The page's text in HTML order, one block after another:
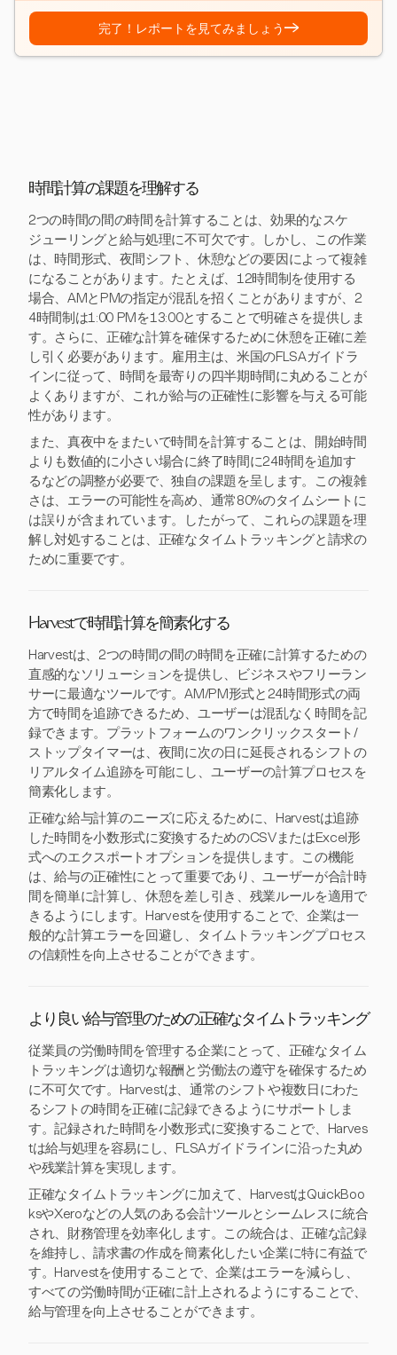
完了！レポートを見てみましょう→
時間計算の課題を理解する
2つの時間の間の時間を計算することは、効果的なスケ
ジューリングと給与処理に不可欠です。しかし、この作業
は、時間形式、夜間シフト、休憩などの要因によって複雑
になることがあります。たとえば、12時間制を使用する
場合、AMとPMの指定が混乱を招くことがありますが、2
4時間制は1:00 PMを13:00とすることで明確さを提供しま
す。さらに、正確な計算を確保するために休憩を正確に差
し引く必要があります。雇用主は、米国のFLSAガイドラ
インに従って、時間を最寄りの四半期時間に丸めることが
よくありますが、これが給与の正確性に影響を与える可能
性があります。
また、真夜中をまたいで時間を計算することは、開始時間
よりも数値的に小さい場合に終了時間に24時間を追加す
るなどの調整が必要で、独自の課題を呈します。この複雑
さは、エラーの可能性を高め、通常80%のタイムシートに
は誤りが含まれています。したがって、これらの課題を理
解し対処することは、正確なタイムトラッキングと請求の
ために重要です。
Harvestで時間計算を簡素化する
Harvestは、2つの時間の間の時間を正確に計算するための
直感的なソリューションを提供し、ビジネスやフリーラン
サーに最適なツールです。AM/PM形式と24時間形式の両
方で時間を追跡できるため、ユーザーは混乱なく時間を記
録できます。プラットフォームのワンクリックスタート/
ストップタイマーは、夜間に次の日に延長されるシフトの
リアルタイム追跡を可能にし、ユーザーの計算プロセスを
簡素化します。
正確な給与計算のニーズに応えるために、Harvestは追跡
した時間を小数形式に変換するためのCSVまたはExcel形
式へのエクスポートオプションを提供します。この機能
は、給与の正確性にとって重要であり、ユーザーが合計時
間を簡単に計算し、休憩を差し引き、残業ルールを適用で
きるようにします。Harvestを使用することで、企業は一
般的な計算エラーを回避し、タイムトラッキングプロセス
の信頼性を向上させることができます。
より良い給与管理のための正確なタイムトラッキング
従業員の労働時間を管理する企業にとって、正確なタイム
トラッキングは適切な報酬と労働法の遵守を確保するため
に不可欠です。Harvestは、通常のシフトや複数日にわた
るシフトの時間を正確に記録できるようにサポートしま
す。記録された時間を小数形式に変換することで、Harves
tは給与処理を容易にし、FLSAガイドラインに沿った丸め
や残業計算を実現します。
正確なタイムトラッキングに加えて、HarvestはQuickBoo
ksやXeroなどの人気のある会計ツールとシームレスに統合
され、財務管理を効率化します。この統合は、正確な記録
を維持し、請求書の作成を簡素化したい企業に特に有益で
す。Harvestを使用することで、企業はエラーを減らし、
すべての労働時間が正確に計上されるようにすることで、
給与管理を向上させることができます。